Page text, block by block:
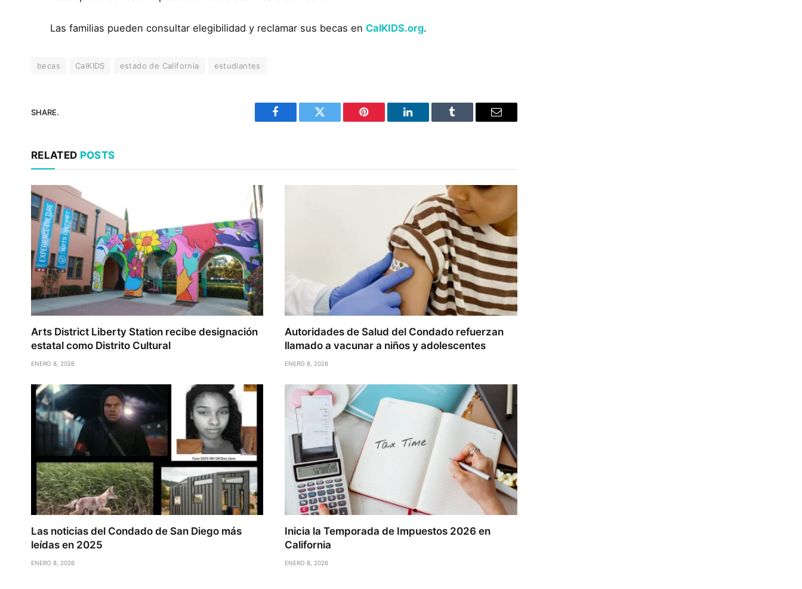
Las familias pueden consultar elegibilidad y reclamar sus becas en CalKIDS.org.
becas CalKIDS estado de California estudiantes
SHARE.
Facebook Twitter Pinterest LinkedIn Tumblr Email
RELATED POSTS
Arts District Liberty Station recibe designación
estatal como Distrito Cultural
ENERO 8, 2026
Autoridades de Salud del Condado refuerzan
llamado a vacunar a niños y adolescentes
ENERO 8, 2026
Las noticias del Condado de San Diego más
leídas en 2025
ENERO 8, 2026
Inicia la Temporada de Impuestos 2026 en
California
ENERO 8, 2026